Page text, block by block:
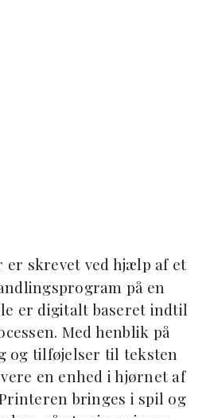
er skrevet ved hjælp af et
på en
er digitalt baseret indtil
Med henblik på
og tilføjelser til teksten
en enhed i hjørnet af
bringes i spil og